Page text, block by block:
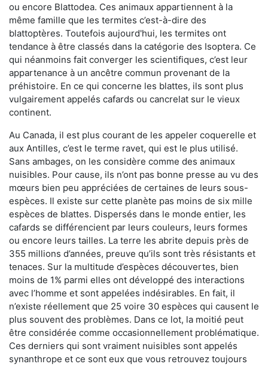
ou encore Blattodea. Ces animaux appartiennent à la
même famille que les termites c’est-à-dire des
blattoptères. Toutefois aujourd'hui, les termites ont
tendance à être classés dans la catégorie des Isoptera. Ce
qui néanmoins fait converger les scientifiques, c’est leur
appartenance à un ancêtre commun provenant de la
préhistoire. En ce qui concerne les blattes, ils sont plus
vulgairement appelés cafards ou cancrelat sur le vieux
continent.
Au Canada, il est plus courant de les appeler coquerelle et
aux Antilles, c’est le terme ravet, qui est le plus utilisé.
Sans ambages, on les considère comme des animaux
nuisibles. Pour cause, ils n’ont pas bonne presse au vu des
mœurs bien peu appréciées de certaines de leurs sous-
espèces. Il existe sur cette planète pas moins de six mille
espèces de blattes. Dispersés dans le monde entier, les
cafards se différencient par leurs couleurs, leurs formes
ou encore leurs tailles. La terre les abrite depuis près de
355 millions d’années, preuve qu’ils sont très résistants et
tenaces. Sur la multitude d’espèces découvertes, bien
moins de 1% parmi elles ont développé des interactions
avec l’homme et sont appelées indésirables. En fait, il
n’existe réellement que 25 voire 30 espèces qui causent le
plus souvent des problèmes. Dans ce lot, la moitié peut
être considérée comme occasionnellement problématique.
Ces derniers qui sont vraiment nuisibles sont appelés
synanthrope et ce sont eux que vous retrouvez toujours